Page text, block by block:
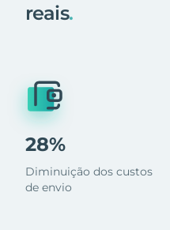
reais.
28%
Diminuição dos custos
de envio